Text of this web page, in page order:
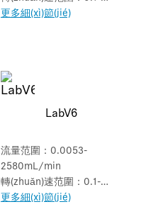
150rpm
更多細(xì)節(jié)
LabV6
流量范圍：0.0053-
2580mL/min
轉(zhuǎn)速范圍：0.1-
600rpm
更多細(xì)節(jié)